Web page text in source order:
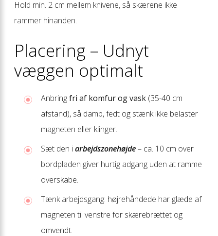
Hold min. 2 cm mellem knivene, så skærene ikke
rammer hinanden.
Placering – Udnyt
væggen optimalt
Anbringfri af komfur og vask (35-40 cm
afstand), så damp, fedt og stænk ikke belaster
magneten eller klinger.
Sæt den iarbejdszonehøjde– ca. 10 cm over
bordpladen giver hurtig adgang uden at ramme
overskabe.
Tænk arbejdsgang: højrehåndede har glæde af
magneten til venstre for skærebrættet og
omvendt.